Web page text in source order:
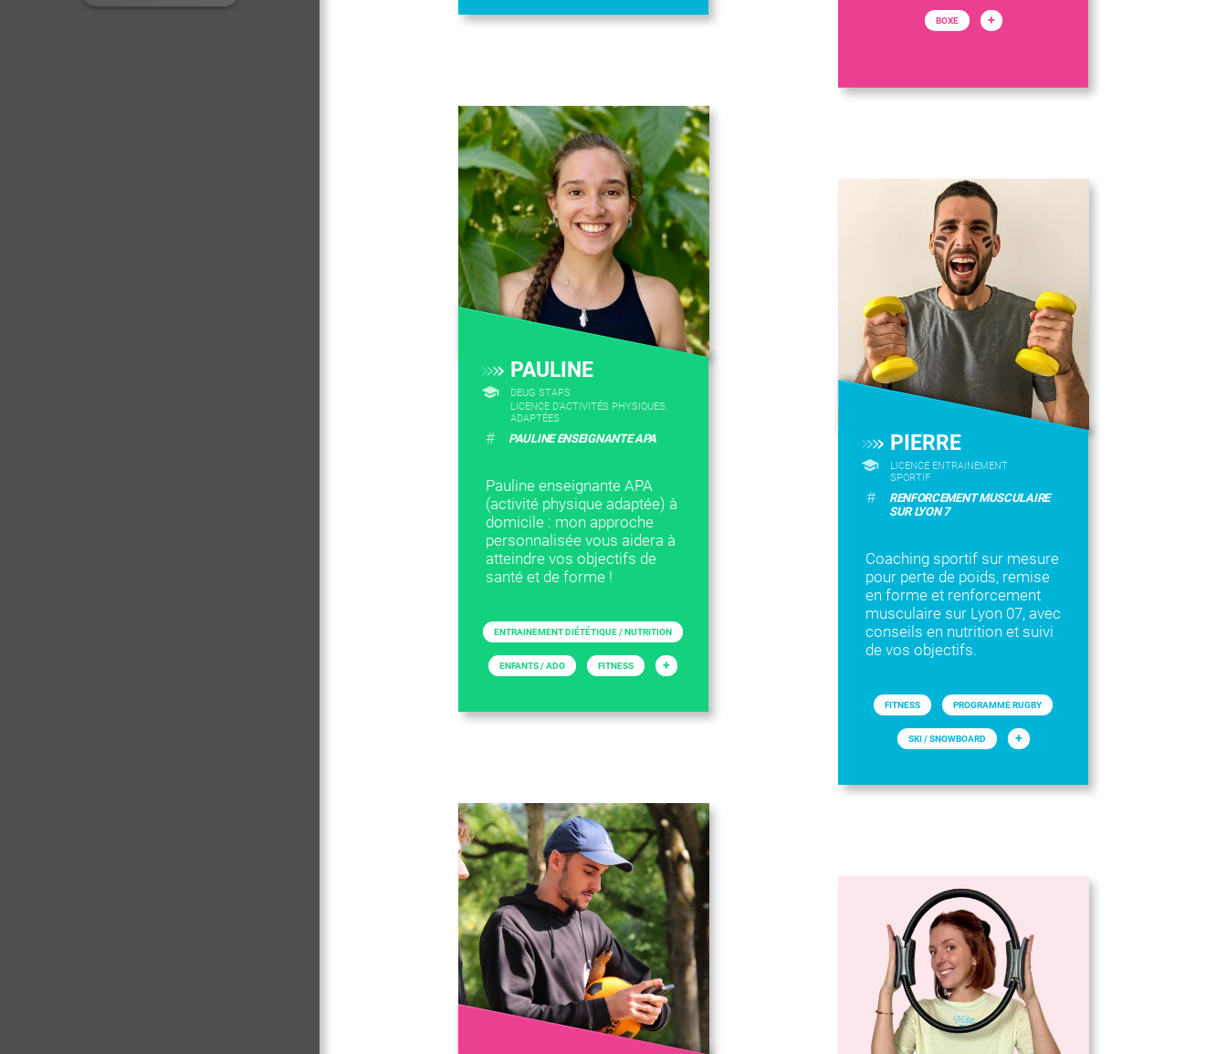
BOXE +
PAULINE
DEUG STAPS
LICENCE D’ACTIVITÉS PHYSIQUES
ADAPTÉES
# PAULINE ENSEIGNANTE APA
Pauline enseignante APA
(activité physique adaptée) à
domicile : mon approche
personnalisée vous aidera à
atteindre vos objectifs de
santé et de forme !
ENTRAINEMENT DIÉTÉTIQUE / NUTRITION
ENFANTS / ADO FITNESS +
PIERRE
LICENCE ENTRAINEMENT
SPORTIF
#
RENFORCEMENT MUSCULAIRE
SUR LYON 7
Coaching sportif sur mesure
pour perte de poids, remise
en forme et renforcement
musculaire sur Lyon 07, avec
conseils en nutrition et suivi
de vos objectifs.
FITNESS PROGRAMME RUGBY
SKI / SNOWBOARD +